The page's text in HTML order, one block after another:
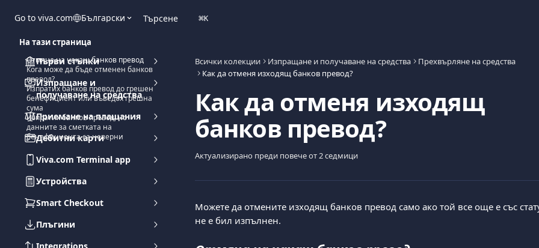
Go to viva.com Български Търсене ⌘K
Първи стъпки
Изпращане и
получаване на средства
Приемане на плащания
Дебитни карти
Viva.com Terminal app
Устройства
Smart Checkout
Плъгини
Всички колекции Изпращане и получаване на средства
Прехвърляне на средства
Как да отменя изходящ банков превод?
Как да отменя изходящ
банков превод?
Актуализирано преди повече от 2 седмици
Можете да отмените изходящ банков превод само ако той все още е със
не е бил изпълнен.
На тази страница
Отмяна на чакащ банков превод
Кога може да бъде отменен банков
превод?
Изпратих банков превод до грешен
бенефициент или въведох грешна
сума
Изпратих банков превод, но
данните за сметката на
бенефициента са неверни